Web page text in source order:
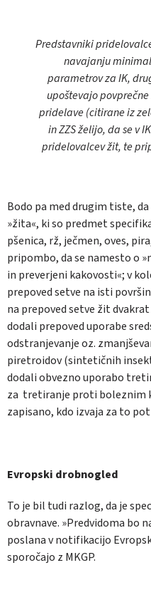
Predstavniki
navajanju
parametrov za IK,
upoštevajo
pridelave (citirane iz
in ZZS želijo, da se v
pridelovalcev žit, te
Bodo pa med drugim tiste,
»žita«, ki so predmet
pšenica, rž, ječmen, oves,
pripombo, da se namesto o
in preverjeni kakovosti«; v
prepoved setve na isti
na prepoved setve žit
dodali prepoved uporabe
odstranjevanje oz.
piretroidov (sintetičnih
dodali obvezno uporabo
za tretiranje proti boleznim
zapisano, kdo izvaja za to
Evropski drobnogled
To je bil tudi razlog, da je
obravnave. »Predvidoma bo
poslana v notifikacijo
sporočajo z MKGP.